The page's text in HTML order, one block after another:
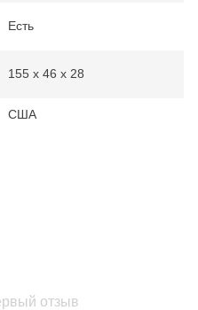
Есть
155 x 46 x 28
США
отзыв